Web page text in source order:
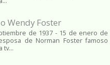
Wendy Foster
de 1937 - 15 de enero de
de Norman Foster famoso
tv...